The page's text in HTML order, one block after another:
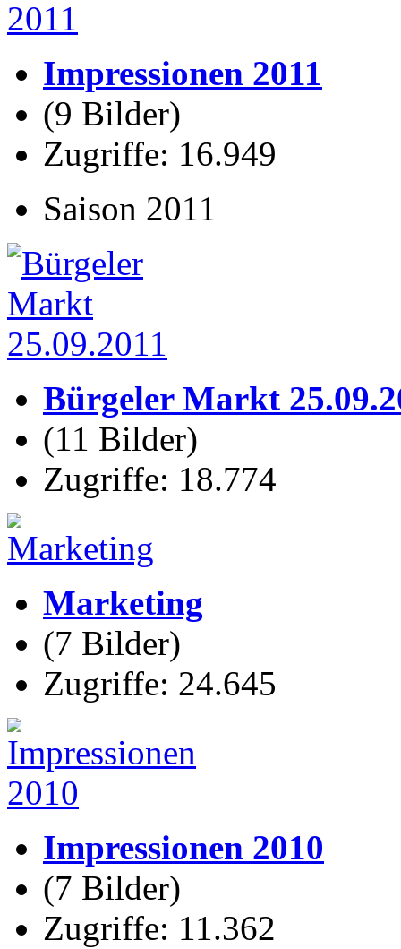
Impressionen 2011
(9 Bilder)
Zugriffe: 16.949
Saison 2011
Bürgeler Markt
(11 Bilder)
Zugriffe: 18.774
Marketing
(7 Bilder)
Zugriffe: 24.645
Impressionen 2010
(7 Bilder)
Zugriffe: 11.362